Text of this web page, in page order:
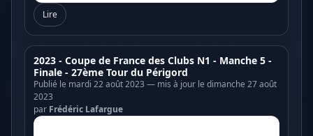
Lire
2023 - Coupe de France des Clubs N1 - Manche 5 -
Finale - 27ème Tour du Périgord
Publié le mardi 22 août 2023 — mis à jour le dimanche 27 août
2023
par Frédéric Lafargue